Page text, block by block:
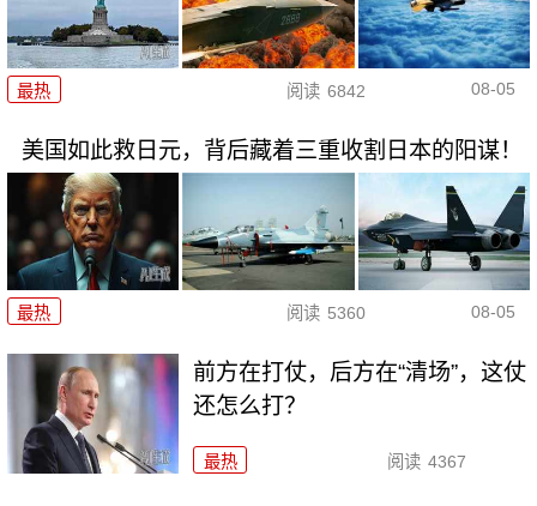
最热 阅读 6842 08-05
美国如此救日元，背后藏着三重收割日本的阳谋！
最热 阅读 5360 08-05
前方在打仗，后方在“清场”，这仗
还怎么打？
最热 阅读 4367